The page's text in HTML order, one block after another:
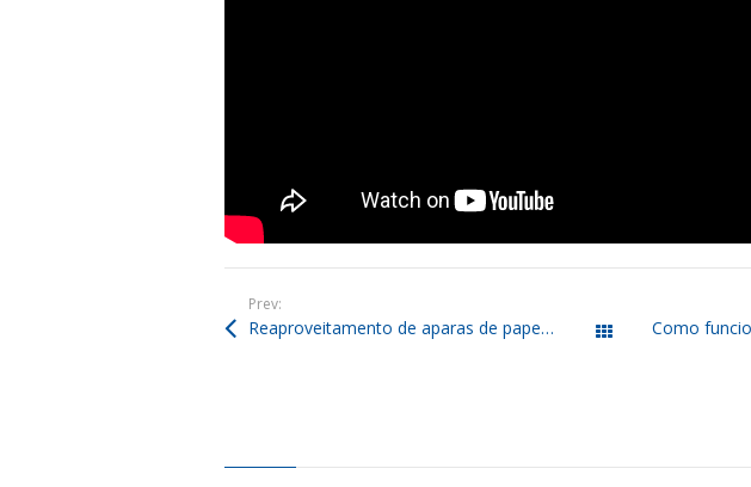
Prev:
Reaproveitamento de aparas de papel: saiba o que é e como fazer Todos os posts